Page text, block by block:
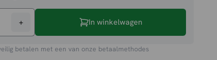
+ In winkelwagen
betalen met een van onze betaalmethodes